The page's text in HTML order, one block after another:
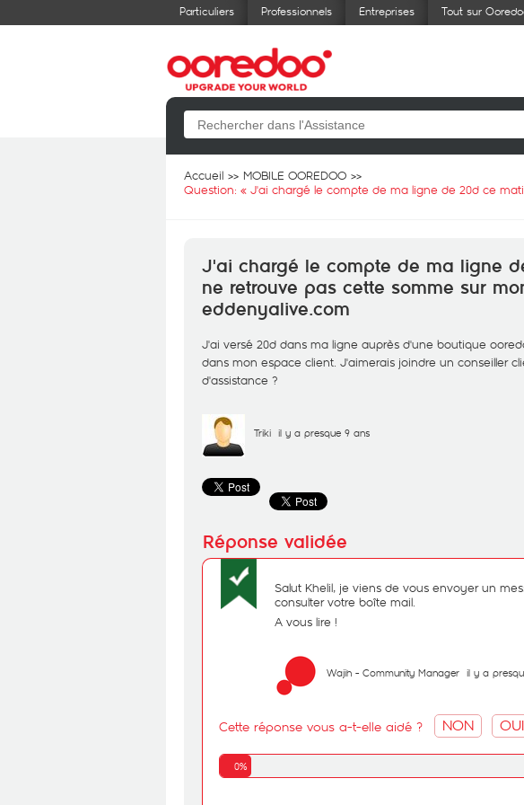
Particuliers Professionnels Entreprises Tout sur
Accueil
MOBILE OOREDOO
Question: « J'ai chargé le compte de ma ligne de 20d ce
J'ai chargé le compte de ma ligne
ne retrouve pas cette somme sur
eddenyalive.com
J'ai versé 20d dans ma ligne auprès d'une boutique
dans mon espace client. J'aimerais joindre un conseiller
d'assistance ?
Triki il y a presque 9 ans
Salut Khelil, je viens de vous envoyer un
consulter votre boîte mail.
A vous lire !
Wajih - Community Manager il y a
Cette réponse vous a-t-elle aidé ? NON OUI
0%